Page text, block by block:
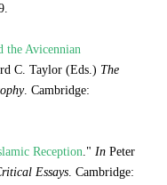
the Avicennian
C. Taylor (Eds.) The
. Cambridge:
Reception." In Peter
Essays. Cambridge: